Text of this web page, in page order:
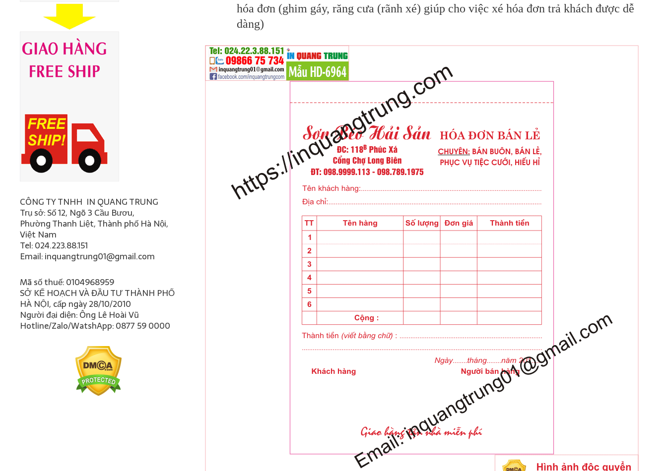
hóa đơn (ghim gáy, răng cưa (rãnh xé) giúp cho việc xé hóa đơn trả khách được dễ
dàng)
CÔNG TY TNHH IN QUANG TRUNG
Trụ sở: Số 12, Ngõ 3 Cầu Bươu,
Phường Thanh Liệt, Thành phố Hà Nội,
Việt Nam
Tel: 024.223.88.151
Email: inquangtrung01@gmail.com
Mã số thuế: 0104968959
SỞ KẾ HOẠCH VÀ ĐẦU TƯ THÀNH PHỐ
HÀ NỘI, cấp ngày 28/10/2010
Người đại diện: Ông Lê Hoài Vũ
Hotline/Zalo/WatshApp: 0877 59 0000